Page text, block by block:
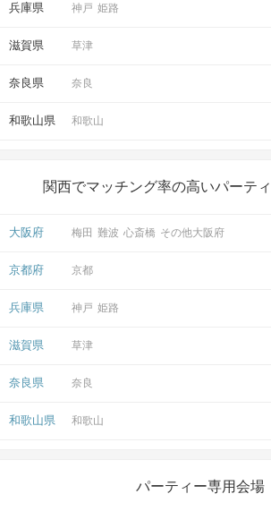
兵庫県 神戸 姫路
滋賀県 草津
奈良県 奈良
和歌山県 和歌山
関西でマッチング率の高いパーテ
大阪府 梅田 難波 心斎橋 その他大阪府
京都府 京都
兵庫県 神戸 姫路
滋賀県 草津
奈良県 奈良
和歌山県 和歌山
パーティー専用会場